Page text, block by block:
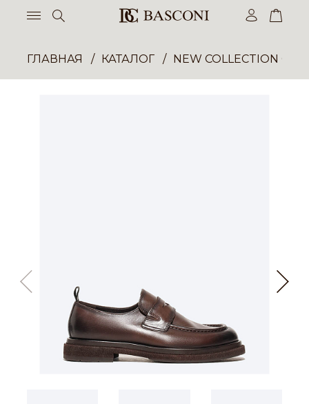
ГЛАВНАЯ КАТАЛОГ NEW COLLECTION